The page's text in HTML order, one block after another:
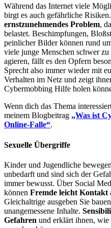
Während das Internet viele
birgt es auch gefährliche Risiken.
ernstzunehmendes Problem,
belastet. Beschimpfungen,
peinlicher Bilder können rund
viele junge Menschen schwer
agieren, fällt es den Opfern
Sprecht also immer wieder mit
Verhalten im Netz und zeigt
Cybermobbing Hilfe holen
Wenn dich das Thema
meinem Blogbeitrag „Was ist
Online-Falle“.
Sexuelle Übergriffe
Kinder und Jugendliche
unbedarft und sind sich der
immer bewusst. Über Social
können Fremde leicht Kontakt
Gleichaltrige ausgeben Sie
unangemessene Inhalte.
Gefahren und erklärt ihnen,